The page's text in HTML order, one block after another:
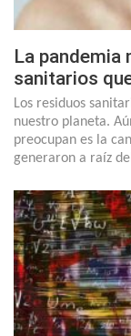
La
sanitarios
Los residuos
nuestro planeta.
preocupan es la
generaron a raíz